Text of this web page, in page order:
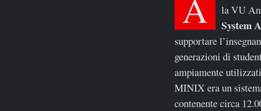
la VU
System
supportare
generazioni di
ampiamente
MINIX era un
contenente circa